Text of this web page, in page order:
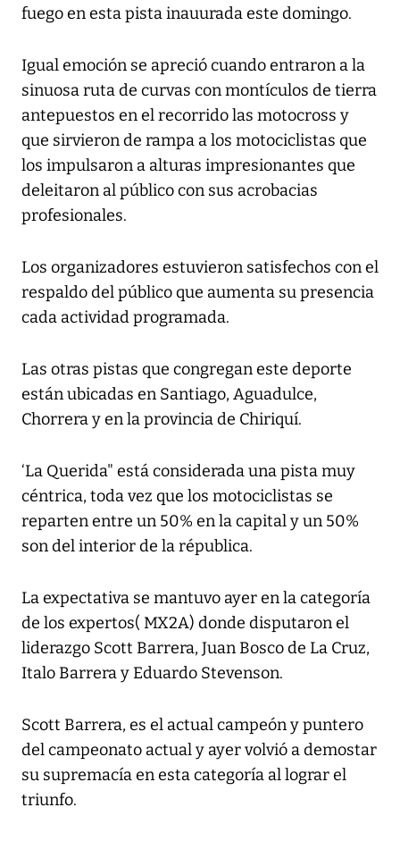
fuego en esta pista inauurada este domingo.
Igual emoción se apreció cuando entraron a la
sinuosa ruta de curvas con montículos de tierra
antepuestos en el recorrido las motocross y
que sirvieron de rampa a los motociclistas que
los impulsaron a alturas impresionantes que
deleitaron al público con sus acrobacias
profesionales.
Los organizadores estuvieron satisfechos con el
respaldo del público que aumenta su presencia
cada actividad programada.
Las otras pistas que congregan este deporte
están ubicadas en Santiago, Aguadulce,
Chorrera y en la provincia de Chiriquí.
‘La Querida" está considerada una pista muy
céntrica, toda vez que los motociclistas se
reparten entre un 50% en la capital y un 50%
son del interior de la républica.
La expectativa se mantuvo ayer en la categoría
de los expertos( MX2A) donde disputaron el
liderazgo Scott Barrera, Juan Bosco de La Cruz,
Italo Barrera y Eduardo Stevenson.
Scott Barrera, es el actual campeón y puntero
del campeonato actual y ayer volvió a demostar
su supremacía en esta categoría al lograr el
triunfo.